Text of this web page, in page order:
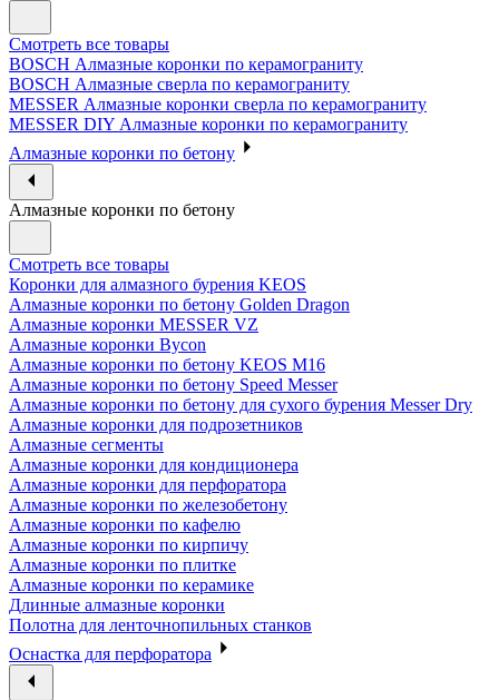
Смотреть все товары
BOSCH Алмазные коронки по керамограниту
BOSCH Алмазные сверла по керамограниту
MESSER Алмазные коронки сверла по керамограниту
MESSER DIY Алмазные коронки по керамограниту
Алмазные коронки по бетону
Алмазные коронки по бетону
Смотреть все товары
Коронки для алмазного бурения KEOS
Алмазные коронки по бетону Golden Dragon
Алмазные коронки MESSER VZ
Алмазные коронки Bycon
Алмазные коронки по бетону KEOS M16
Алмазные коронки по бетону Speed Messer
Алмазные коронки по бетону для сухого бурения Messer Dry
Алмазные коронки для подрозетников
Алмазные сегменты
Алмазные коронки для кондиционера
Алмазные коронки для перфоратора
Алмазные коронки по железобетону
Алмазные коронки по кафелю
Алмазные коронки по кирпичу
Алмазные коронки по плитке
Алмазные коронки по керамике
Длинные алмазные коронки
Полотна для ленточнопильных станков
Оснастка для перфоратора